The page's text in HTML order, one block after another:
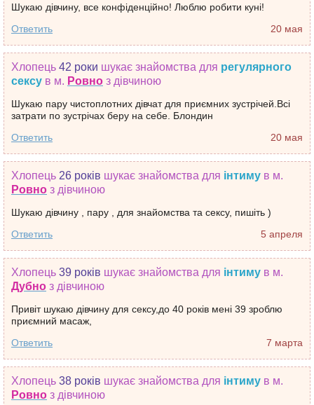
Шукаю дівчину, все конфіденційно! Люблю робити куні!
20 мая
Ответить
Хлопець 42 роки шукає знайомства для регулярного
сексу в м. Ровно з дівчиною
Шукаю пару чистоплотних дівчат для приємних зустрічей.Всі
затрати по зустрічах беру на себе. Блондин
20 мая
Ответить
Хлопець 26 років шукає знайомства для інтиму в м.
Ровно з дівчиною
Шукаю дівчину , пару , для знайомства та сексу, пишіть )
5 апреля
Ответить
Хлопець 39 років шукає знайомства для інтиму в м.
Дубно з дівчиною
Привіт шукаю дівчину для сексу,до 40 років мені 39 зроблю
приємний масаж,
7 марта
Ответить
Хлопець 38 років шукає знайомства для інтиму в м.
Ровно з дівчиною